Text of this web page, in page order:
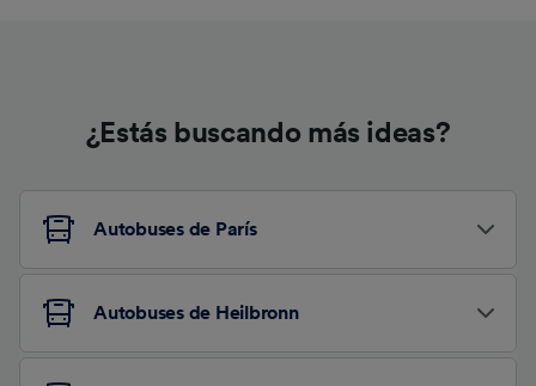
¿Estás buscando más ideas?
Autobuses de París
Autobuses de Heilbronn